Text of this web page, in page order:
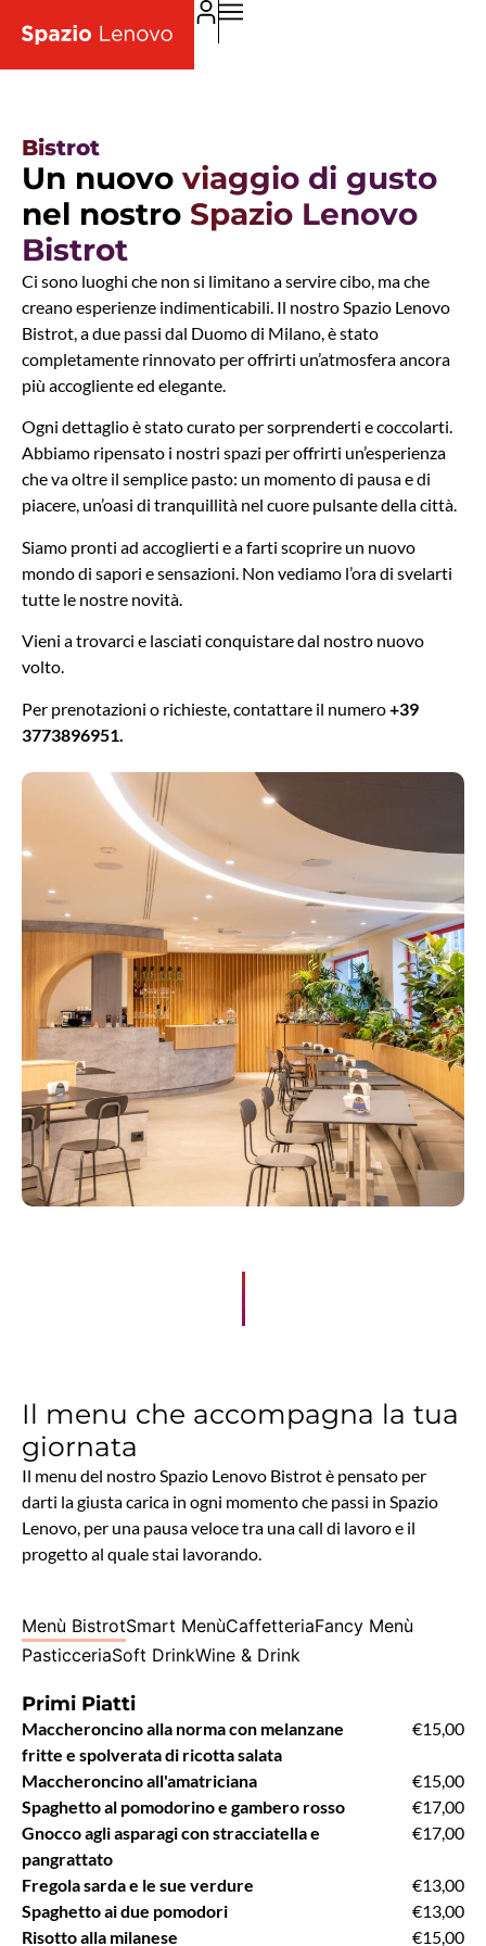
Bistrot
Un nuovo viaggio di gusto
nel nostro Spazio Lenovo
Bistrot
Ci sono luoghi che non si limitano a servire cibo, ma che
creano esperienze indimenticabili. Il nostro Spazio Lenovo
Bistrot, a due passi dal Duomo di Milano, è stato
completamente rinnovato per offrirti un’atmosfera ancora
più accogliente ed elegante.
Ogni dettaglio è stato curato per sorprenderti e coccolarti.
Abbiamo ripensato i nostri spazi per offrirti un’esperienza
che va oltre il semplice pasto: un momento di pausa e di
piacere, un’oasi di tranquillità nel cuore pulsante della città.
Siamo pronti ad accoglierti e a farti scoprire un nuovo
mondo di sapori e sensazioni. Non vediamo l’ora di svelarti
tutte le nostre novità.
Vieni a trovarci e lasciati conquistare dal nostro nuovo
volto.
Per prenotazioni o richieste, contattare il numero+39
3773896951.
Il menu che accompagna la tua
giornata
Il menu del nostro Spazio Lenovo Bistrot è pensato per
darti la giusta carica in ogni momento che passi in Spazio
Lenovo, per una pausa veloce tra una call di lavoro e il
progetto al quale stai lavorando.
Menù BistrotSmart MenùCaffetteriaFancy Menù
PasticceriaSoft DrinkWine & Drink
Primi Piatti
Maccheroncino alla norma con melanzane
fritte e spolverata di ricotta salata
€15,00
Maccheroncino all'amatriciana
€15,00
Spaghetto al pomodorino e gambero rosso
€17,00
Gnocco agli asparagi con stracciatella e
pangrattato
€17,00
Fregola sarda e le sue verdure
€13,00
Spaghetto ai due pomodori
€13,00
Risotto alla milanese
€15,00